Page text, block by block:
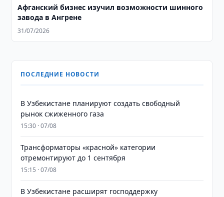
Афганский бизнес изучил возможности шинного
завода в Ангрене
31/07/2026
ПОСЛЕДНИЕ НОВОСТИ
В Узбекистане планируют создать свободный
рынок сжиженного газа
15:30 · 07/08
Трансформаторы «красной» категории
отремонтируют до 1 сентября
15:15 · 07/08
В Узбекистане расширят господдержку